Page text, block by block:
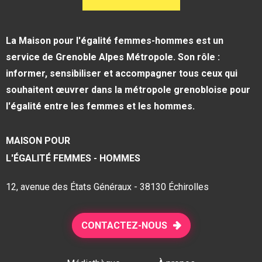
La Maison pour l'égalité femmes-hommes est un
service de Grenoble Alpes Métropole. Son rôle :
informer, sensibiliser et accompagner tous ceux qui
souhaitent œuvrer dans la métropole grenobloise pour
l'égalité entre les femmes et les hommes.
MAISON POUR
L'ÉGALITÉ FEMMES - HOMMES
12, avenue des États Généraux - 38130 Échirolles
CONTACTEZ-NOUS